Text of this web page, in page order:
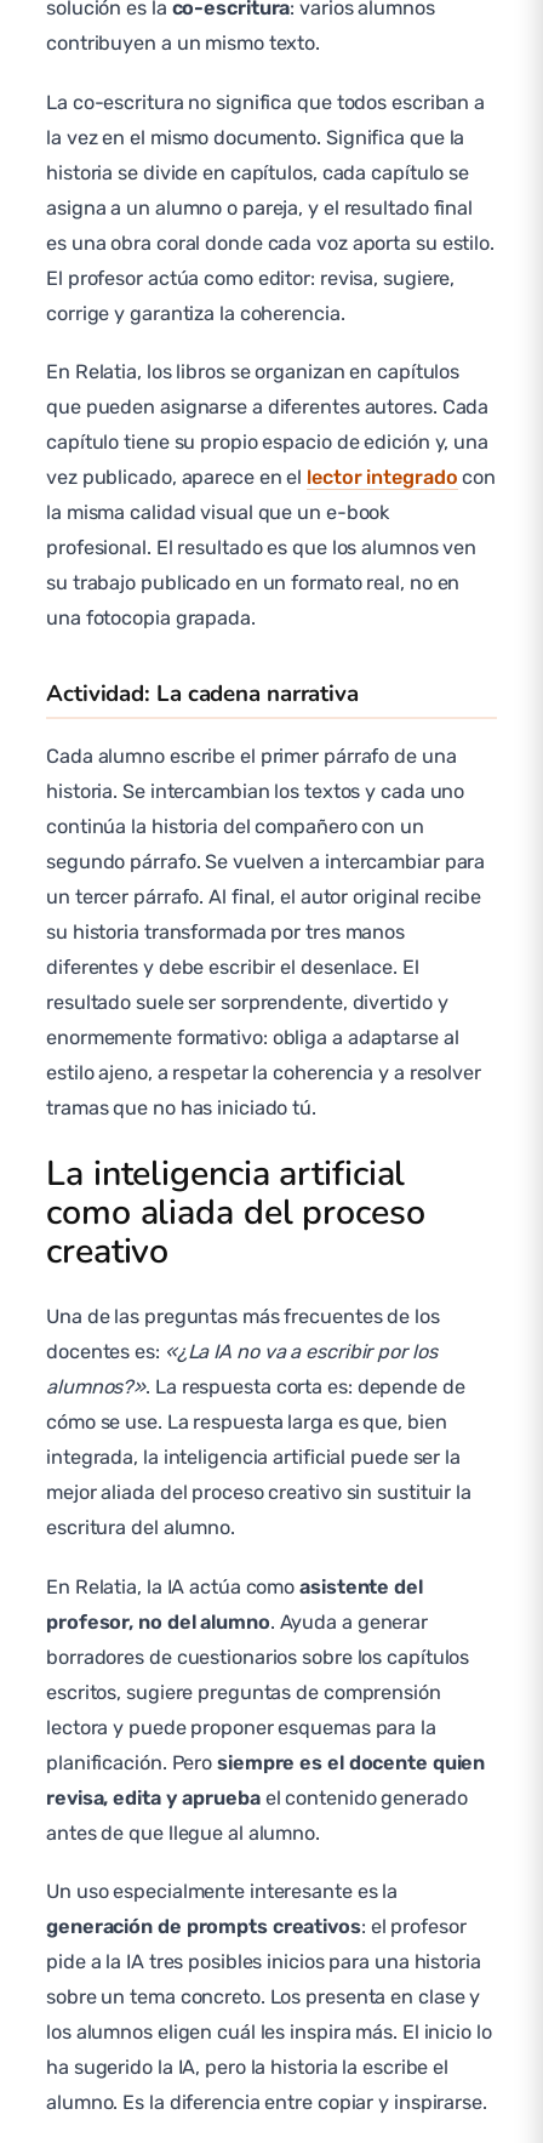
solución es la co-escritura: varios alumnos
contribuyen a un mismo texto.
La co-escritura no significa que todos escriban a
la vez en el mismo documento. Significa que la
historia se divide en capítulos, cada capítulo se
asigna a un alumno o pareja, y el resultado final
es una obra coral donde cada voz aporta su estilo.
El profesor actúa como editor: revisa, sugiere,
corrige y garantiza la coherencia.
En Relatia, los libros se organizan en capítulos
que pueden asignarse a diferentes autores. Cada
capítulo tiene su propio espacio de edición y, una
vez publicado, aparece en el lector integrado con
la misma calidad visual que un e-book
profesional. El resultado es que los alumnos ven
su trabajo publicado en un formato real, no en
una fotocopia grapada.
Actividad: La cadena narrativa
Cada alumno escribe el primer párrafo de una
historia. Se intercambian los textos y cada uno
continúa la historia del compañero con un
segundo párrafo. Se vuelven a intercambiar para
un tercer párrafo. Al final, el autor original recibe
su historia transformada por tres manos
diferentes y debe escribir el desenlace. El
resultado suele ser sorprendente, divertido y
enormemente formativo: obliga a adaptarse al
estilo ajeno, a respetar la coherencia y a resolver
tramas que no has iniciado tú.
La inteligencia artificial
como aliada del proceso
creativo
Una de las preguntas más frecuentes de los
docentes es: «¿La IA no va a escribir por los
alumnos?». La respuesta corta es: depende de
cómo se use. La respuesta larga es que, bien
integrada, la inteligencia artificial puede ser la
mejor aliada del proceso creativo sin sustituir la
escritura del alumno.
En Relatia, la IA actúa comoasistente del
profesor, no del alumno. Ayuda a generar
borradores de cuestionarios sobre los capítulos
escritos, sugiere preguntas de comprensión
lectora y puede proponer esquemas para la
planificación. Pero siempre es el docente quien
revisa, edita y apruebael contenido generado
antes de que llegue al alumno.
Un uso especialmente interesante es la
generación de prompts creativos: el profesor
pide a la IA tres posibles inicios para una historia
sobre un tema concreto. Los presenta en clase y
los alumnos eligen cuál les inspira más. El inicio lo
ha sugerido la IA, pero la historia la escribe el
alumno. Es la diferencia entre copiar y inspirarse.